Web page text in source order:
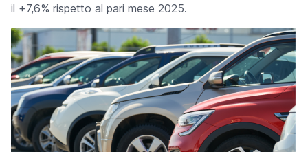
il +7,6% rispetto al pari mese 2025.